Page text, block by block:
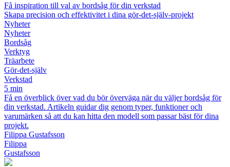
Få inspiration till val av bordsåg för din verkstad
Skapa precision och effektivitet i dina gör-det-själv-projekt
Nyheter
Nyheter
Bordsåg
Verktyg
Träarbete
Gör-det-själv
Verkstad
5 min
Få en överblick över vad du bör överväga när du väljer bordsåg för
din verkstad. Artikeln guidar dig genom typer, funktioner och
varumärken så att du kan hitta den modell som passar bäst för dina
projekt.
Filippa Gustafsson
Filippa
Gustafsson